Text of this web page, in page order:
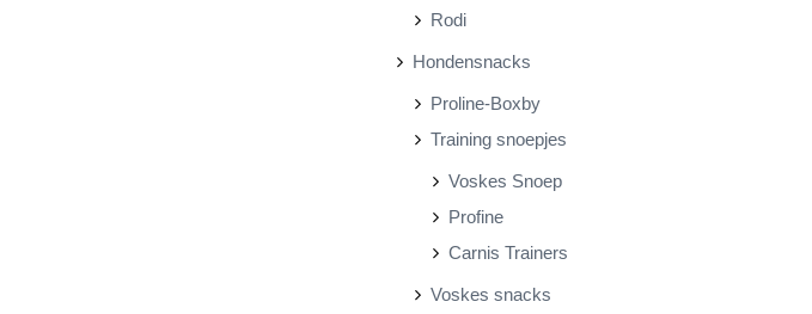
Rodi
Hondensnacks
Proline-Boxby
Training snoepjes
Voskes Snoep
Profine
Carnis Trainers
Voskes snacks